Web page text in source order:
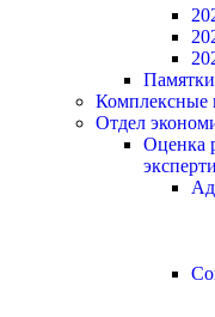
Памятки
Комплексные
Отдел
Оценка